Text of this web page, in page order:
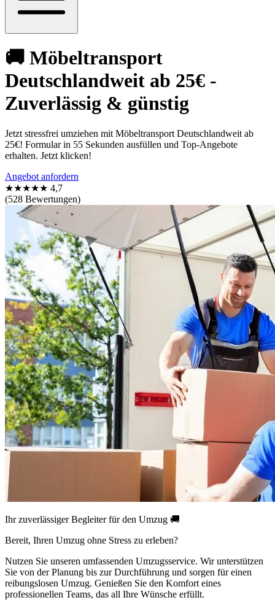
🚚 Möbeltransport
Deutschlandweit ab 25€ -
Zuverlässig & günstig
Jetzt stressfrei umziehen mit Möbeltransport Deutschlandweit ab
25€! Formular in 55 Sekunden ausfüllen und Top-Angebote
erhalten. Jetzt klicken!
Angebot anfordern
★★★★★ 4,7
(528 Bewertungen)
Ihr zuverlässiger Begleiter für den Umzug 🚚
Bereit, Ihren Umzug ohne Stress zu erleben?
Nutzen Sie unseren umfassenden Umzugsservice. Wir unterstützen
Sie von der Planung bis zur Durchführung und sorgen für einen
reibungslosen Umzug. Genießen Sie den Komfort eines
professionellen Teams, das all Ihre Wünsche erfüllt.